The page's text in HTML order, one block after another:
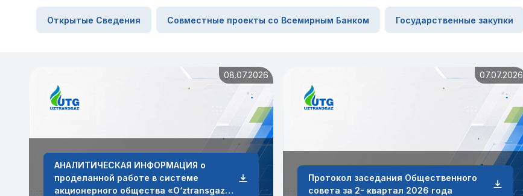
Открытые Сведения Совместные проекты со Всемирным Банком Государственные закупки
08.07.2026
АНАЛИТИЧЕСКАЯ ИНФОРМАЦИЯ о
проделанной работе в системе
акционерного общества «O‘ztransgaz»
07.07.2026
Протокол заседания Общественного
совета за 2- квартал 2026 года